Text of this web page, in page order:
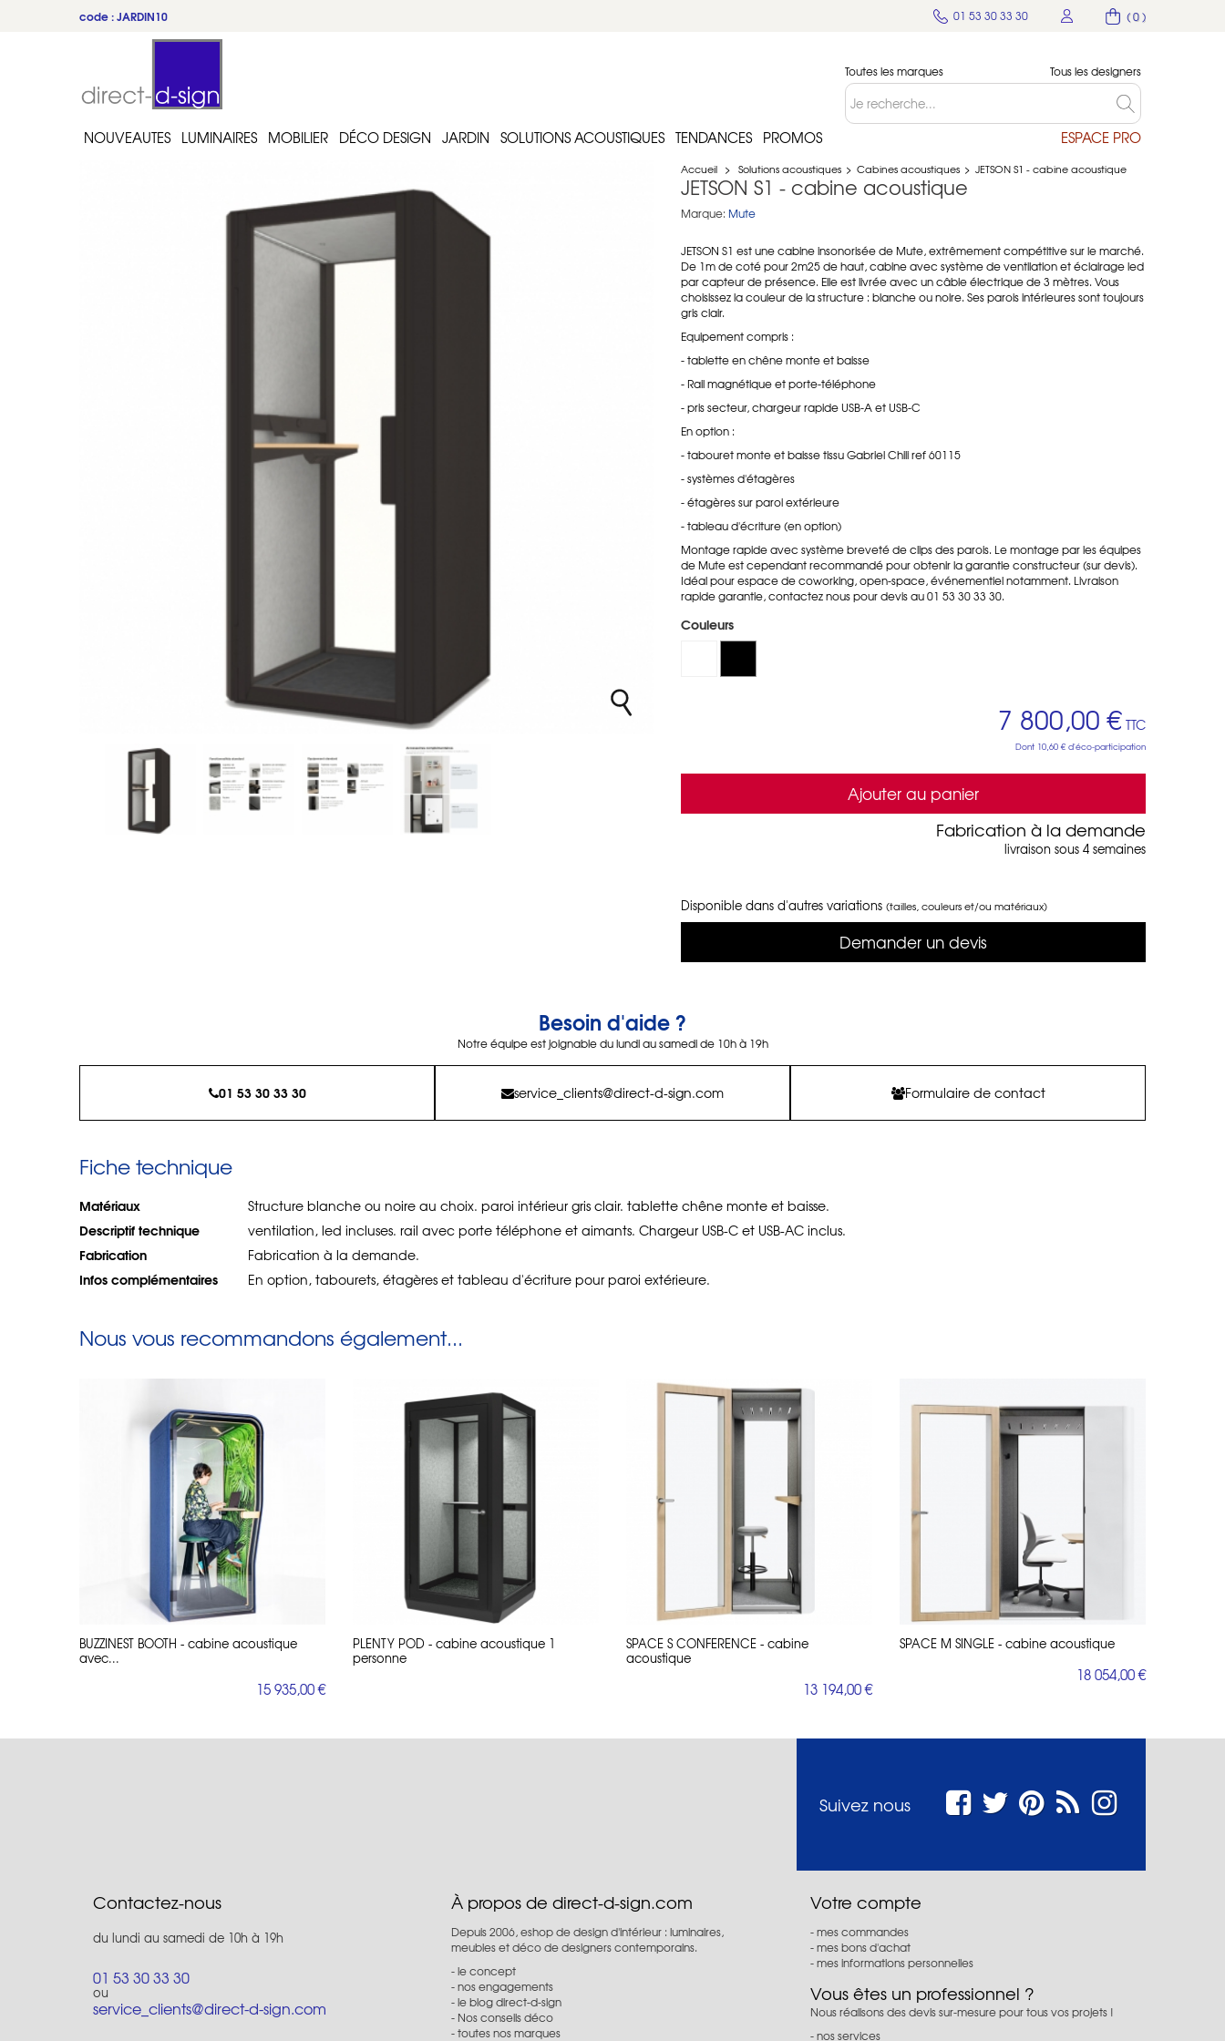
( 0 )
01 53 30 33 30
code : JARDIN10
du 22 au 31 juillet
Toutes les marques Tous les designers
NOUVEAUTES LUMINAIRES MOBILIER DÉCO DESIGN JARDIN SOLUTIONS ACOUSTIQUES TENDANCES PROMOS ESPACE PRO
Accueil > Solutions acoustiques > Cabines acoustiques > JETSON S1 - cabine acoustique
JETSON S1 - cabine acoustique
Marque: Mute
JETSON S1 est une cabine insonorisée de Mute, extrêmement compétitive sur le marché.
De 1m de coté pour 2m25 de haut, cabine avec système de ventilation et éclairage led
par capteur de présence. Elle est livrée avec un câble électrique de 3 mètres. Vous
choisissez la couleur de la structure : blanche ou noire. Ses parois intérieures sont toujours
gris clair.
Equipement compris :
- tablette en chêne monte et baisse
- Rail magnétique et porte-téléphone
- pris secteur, chargeur rapide USB-A et USB-C
En option :
- tabouret monte et baisse tissu Gabriel Chili ref 60115
- systèmes d'étagères
- étagères sur paroi extérieure
- tableau d'écriture (en option)
Montage rapide avec systèmebrevetéde clips des parois. Le montage par les équipes
de Mute est cependant recommandé pour obtenir la garantie constructeur (sur devis).
Idéal pour espace de coworking, open-space, événementiel notamment. Livraison
rapide garantie, contactez nous pour devis au 01 53 30 33 30.
Couleurs
7 800,00 € TTC
Dont 10,60 € d'éco-participation
Ajouter au panier
Fabrication à la demande
livraison sous 4 semaines
Disponible dans d'autres variations (tailles, couleurs et/ou matériaux)
Demander un devis
Besoin d'aide ?
Notre équipe est joignable du lundi au samedi de 10h à 19h
01 53 30 33 30 service_clients@direct-d-sign.com Formulaire de contact
Fiche technique
Matériaux Structure blanche ou noire au choix. paroi intérieur gris clair. tablette chêne monte et baisse.
Descriptif technique ventilation, led incluses. rail avec porte téléphone et aimants. Chargeur USB-C et USB-AC inclus.
Fabrication Fabrication à la demande.
Infos complémentaires En option, tabourets, étagères et tableau d'écriture pour paroi extérieure.
Nous vous recommandons également...
BUZZINEST BOOTH - cabine acoustique
avec...
15 935,00 €
PLENTY POD - cabine acoustique 1
personne
SPACE S CONFERENCE - cabine
acoustique
13 194,00 €
SPACE M SINGLE - cabine acoustique
18 054,00 €
Suivez nous
Contactez-nous
du lundi au samedi de 10h à 19h
01 53 30 33 30
ou
service_clients@direct-d-sign.com
À propos de direct-d-sign.com
Depuis 2006, eshop de design d'intérieur : luminaires,
meubles et déco de designers contemporains.
le concept
nos engagements
le blog direct-d-sign
Nos conseils déco
toutes nos marques
Votre compte
mes commandes
mes bons d'achat
mes informations personnelles
Vous êtes un professionnel ?
Nous réalisons des devis sur-mesure pour tous vos projets !
nos services